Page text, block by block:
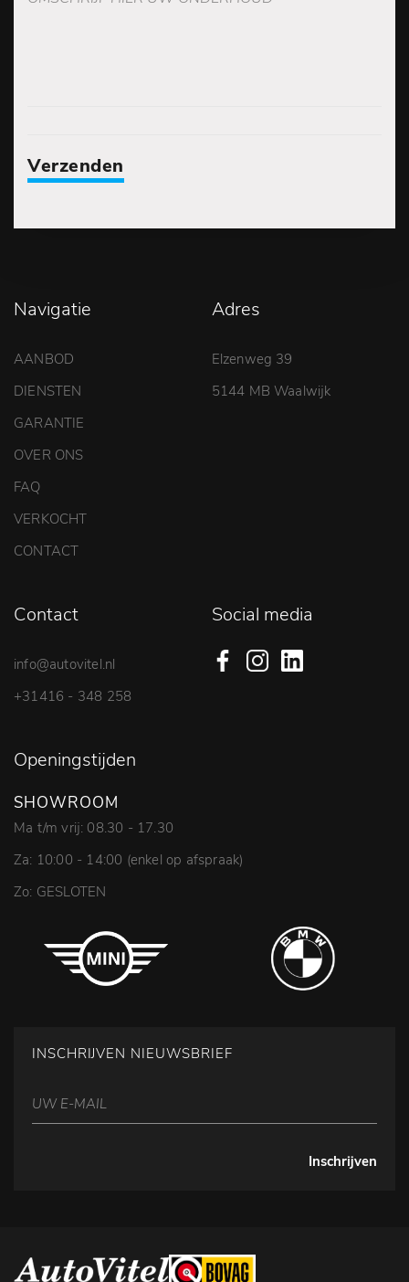
Verzenden
Navigatie
AANBOD
DIENSTEN
GARANTIE
OVER ONS
FAQ
VERKOCHT
CONTACT
Adres
Elzenweg 39
5144 MB Waalwijk
Contact
info@autovitel.nl
+31416 - 348 258
Social media
Openingstijden
SHOWROOM
Ma t/m vrij: 08.30 - 17.30
Za: 10:00 - 14:00 (enkel op afspraak)
Zo: GESLOTEN
INSCHRIJVEN NIEUWSBRIEF
Inschrijven